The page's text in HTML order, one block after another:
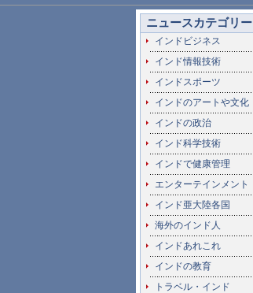
ニュースカテゴリー
インドビジネス
インド情報技術
インドスポーツ
インドのアートや文化
インドの政治
インド科学技術
インドで健康管理
エンターテインメント
インド亜大陸各国
海外のインド人
インドあれこれ
インドの教育
トラベル・インド